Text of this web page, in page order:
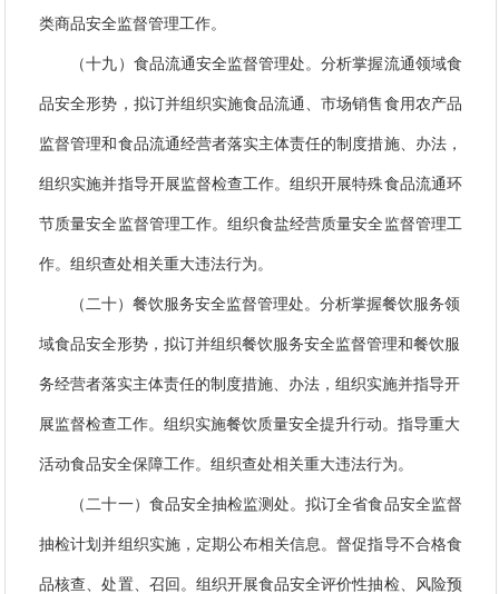
类商品安全监督管理工作。
（十九）食品流通安全监督管理处。分析掌握流通领域食
品安全形势，拟订并组织实施食品流通、市场销售食用农产品
监督管理和食品流通经营者落实主体责任的制度措施、办法，
组织实施并指导开展监督检查工作。组织开展特殊食品流通环
节质量安全监督管理工作。组织食盐经营质量安全监督管理工
作。组织查处相关重大违法行为。
（二十）餐饮服务安全监督管理处。分析掌握餐饮服务领
域食品安全形势，拟订并组织餐饮服务安全监督管理和餐饮服
务经营者落实主体责任的制度措施、办法，组织实施并指导开
展监督检查工作。组织实施餐饮质量安全提升行动。指导重大
活动食品安全保障工作。组织查处相关重大违法行为。
（二十一）食品安全抽检监测处。拟订全省食品安全监督
抽检计划并组织实施，定期公布相关信息。督促指导不合格食
品核查、处置、召回。组织开展食品安全评价性抽检、风险预